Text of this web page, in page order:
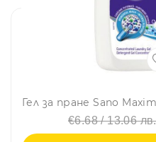
€6.68 / 13.06 лв.